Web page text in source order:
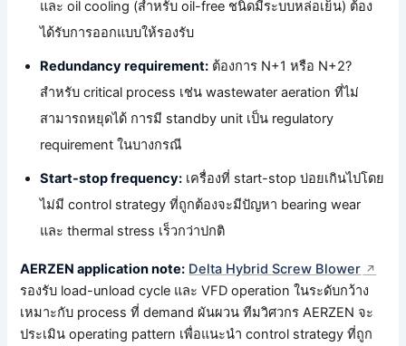
และ oil cooling (สำหรับ oil-free ชนิดมีระบบหล่อเย็น) ต้อง
ได้รับการออกแบบให้รองรับ
Redundancy requirement: ต้องการ N+1 หรือ N+2?
สำหรับ critical process เช่น wastewater aeration ที่ไม่
สามารถหยุดได้ การมี standby unit เป็น regulatory
requirement ในบางกรณี
Start-stop frequency: เครื่องที่ start-stop บ่อยเกินไปโดย
ไม่มี control strategy ที่ถูกต้องจะมีปัญหา bearing wear
และ thermal stress เร็วกว่าปกติ
AERZEN application note: Delta Hybrid Screw Blower
รองรับ load-unload cycle และ VFD operation ในระดับกว้าง
เหมาะกับ process ที่ demand ผันผวน ทีมวิศวกร AERZEN จะ
ประเมิน operating pattern เพื่อแนะนำ control strategy ที่ถูก